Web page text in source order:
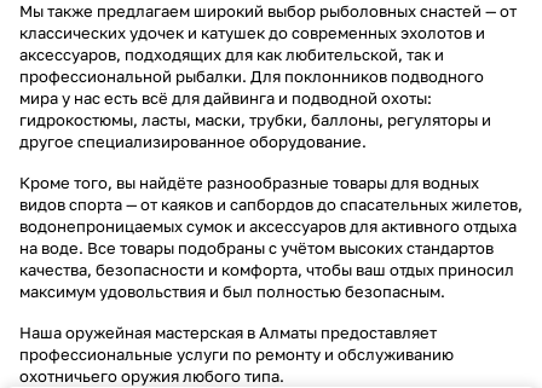
Мы также предлагаем широкий выбор рыболовных снастей — от
классических удочек и катушек до современных эхолотов и
аксессуаров, подходящих для как любительской, так и
профессиональной рыбалки. Для поклонников подводного
мира у нас есть всё для дайвинга и подводной охоты:
гидрокостюмы, ласты, маски, трубки, баллоны, регуляторы и
другое специализированное оборудование.
Кроме того, вы найдёте разнообразные товары для водных
видов спорта — от каяков и сапбордов до спасательных жилетов,
водонепроницаемых сумок и аксессуаров для активного отдыха
на воде. Все товары подобраны с учётом высоких стандартов
качества, безопасности и комфорта, чтобы ваш отдых приносил
максимум удовольствия и был полностью безопасным.
Наша оружейная мастерская в Алматы предоставляет
профессиональные услуги по ремонту и обслуживанию
охотничьего оружия любого типа.